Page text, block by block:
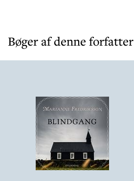
Bøger af denne forfatter